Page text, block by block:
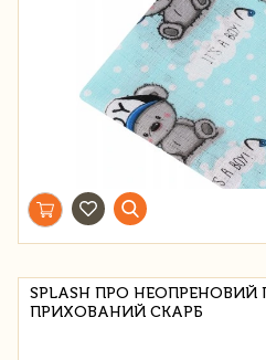
SPLASH ПРО НЕОПРЕНОВИЙ
ПРИХОВАНИЙ СКАРБ